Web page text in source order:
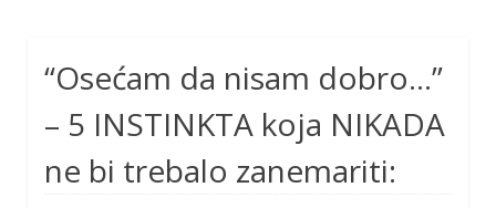
“Osećam da nisam dobro…”
– 5 INSTINKTA koja NIKADA
ne bi trebalo zanemariti: